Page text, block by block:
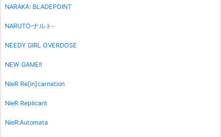
NARAKA: BLADEPOINT
NARUTO‐ナルト‐
NEEDY GIRL OVERDOSE
NEW GAME!!
NieR Re[in]carnation
NieR Replicant
NieR:Automata